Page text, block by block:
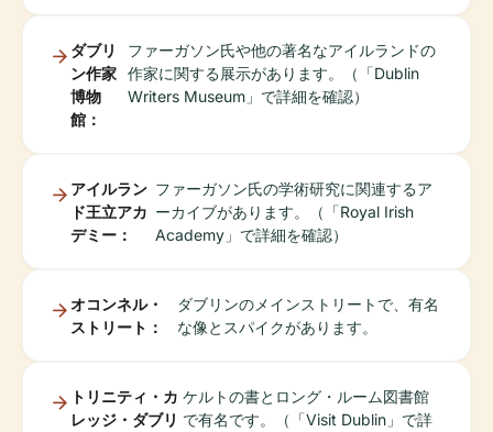
ダブリ
ン作家
博物
館：
ファーガソン氏や他の著名なアイルランドの
作家に関する展示があります。（「Dublin
Writers Museum」で詳細を確認）
アイルラン
ド王立アカ
デミー：
ファーガソン氏の学術研究に関連するア
ーカイブがあります。（「Royal Irish
Academy」で詳細を確認）
オコンネル・
ストリート：
ダブリンのメインストリートで、有名
な像とスパイクがあります。
トリニティ・カ
レッジ・ダブリ
ケルトの書とロング・ルーム図書館
で有名です。（「Visit Dublin」で詳